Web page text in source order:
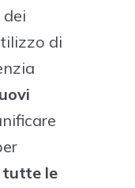
di
tutte le